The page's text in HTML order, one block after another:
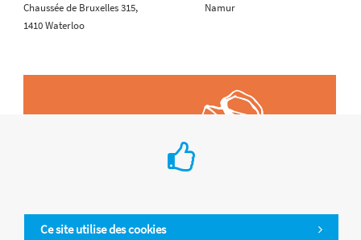
Ce site utilise des cookies
Chaussée de Bruxelles 315,
1410 Waterloo
Namur